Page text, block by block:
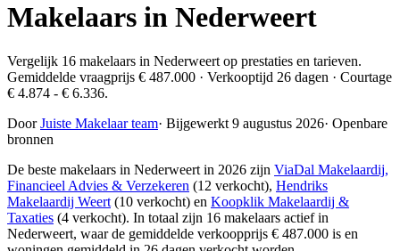
Makelaars in Nederweert
Vergelijk 16 makelaars in Nederweert op prestaties en tarieven.
Gemiddelde vraagprijs € 487.000 · Verkooptijd 26 dagen · Courtage
€ 4.874 - € 6.336.
DoorJuiste Makelaar team· Bijgewerkt 9 augustus 2026· Openbare
bronnen
De beste makelaars in Nederweert in 2026 zijn ViaDal Makelaardij,
Financieel Advies & Verzekeren (12 verkocht), Hendriks
Makelaardij Weert (10 verkocht) en Koopklik Makelaardij &
Taxaties (4 verkocht). In totaal zijn 16 makelaars actief in
Nederweert, waar de gemiddelde verkoopprijs € 487.000 is en